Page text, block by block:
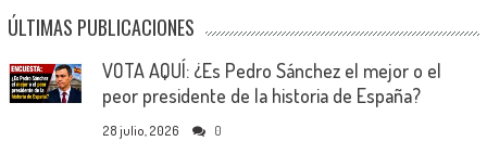
ÚLTIMAS PUBLICACIONES
VOTA AQUÍ: ¿Es Pedro Sánchez el mejor o el
peor presidente de la historia de España?
28 julio, 2026 0